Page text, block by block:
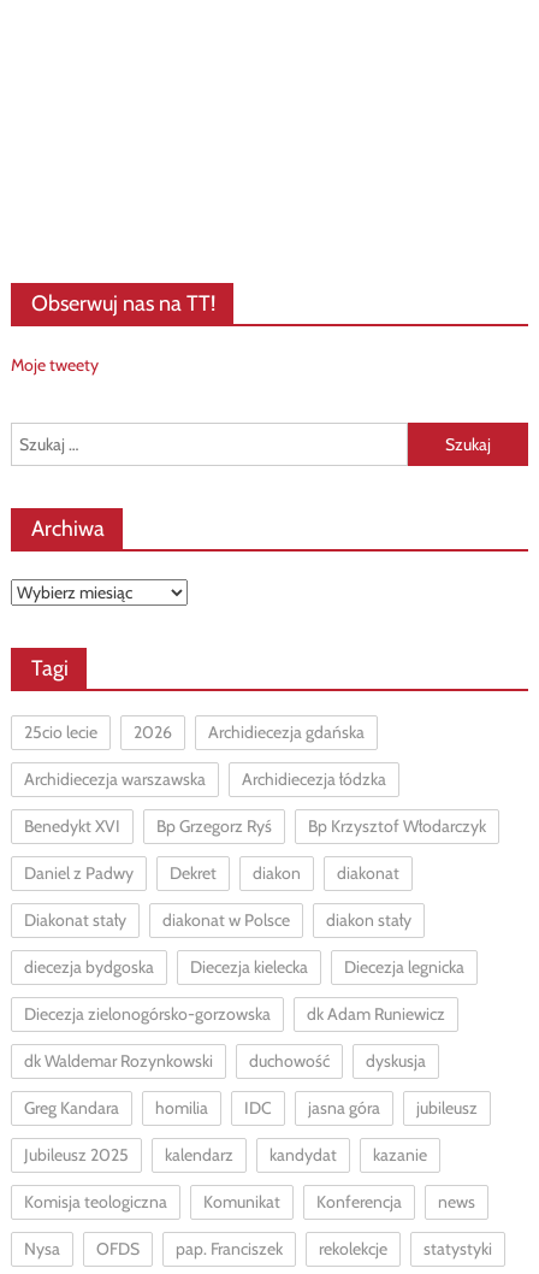
Obserwuj nas na TT!
Moje tweety
Szukaj:
Archiwa
Archiwa
Tagi
25cio lecie 2026 Archidiecezja gdańska
Archidiecezja warszawska Archidiecezja łódzka
Benedykt XVI Bp Grzegorz Ryś Bp Krzysztof Włodarczyk
Daniel z Padwy Dekret diakon diakonat
Diakonat stały diakonat w Polsce diakon stały
diecezja bydgoska Diecezja kielecka Diecezja legnicka
Diecezja zielonogórsko-gorzowska dk Adam Runiewicz
dk Waldemar Rozynkowski duchowość dyskusja
Greg Kandara homilia IDC jasna góra jubileusz
Jubileusz 2025 kalendarz kandydat kazanie
Komisja teologiczna Komunikat Konferencja news
Nysa OFDS pap. Franciszek rekolekcje statystyki